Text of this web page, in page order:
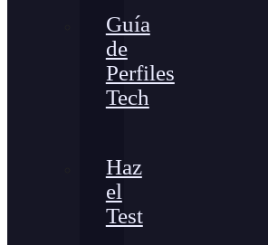
Guía
de
Perfiles
Tech
Haz
el
Test